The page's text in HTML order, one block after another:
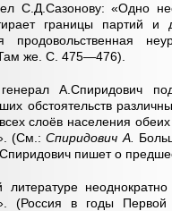
С.Д.Сазонову: «Одно
границы партий
продовольственная
же. С. 475—476).
А.Спиридович
обстоятельств
слоёв населения
(См.:Спиридович А.
пишет о
литературе
(Россия в годы Первой